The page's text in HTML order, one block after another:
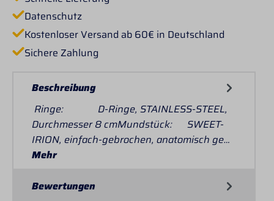
Datenschutz
Kostenloser Versand ab 60€ in Deutschland
Sichere Zahlung
Beschreibung
Ringe: D-Ringe, STAINLESS-STEEL,
Durchmesser 8 cmMundstück: SWEET-
IRION, einfach-gebrochen, anatomisch ge…
Mehr
Bewertungen